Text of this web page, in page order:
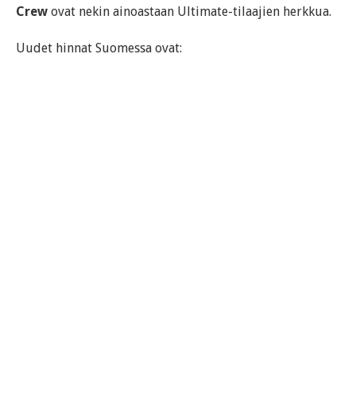
Crew ovat nekin ainoastaan Ultimate-tilaajien herkkua.
Uudet hinnat Suomessa ovat: